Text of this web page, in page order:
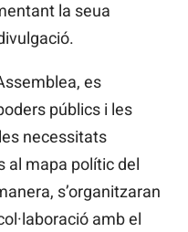
la seua
es
públics i les
necessitats
al mapa polític del
s’organitzaran
amb el